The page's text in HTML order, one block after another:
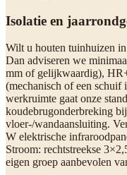
Isolatie en
Wilt u houten tuinhuizen
Dan adviseren we
mm of gelijkwaardig),
(mechanisch of een schuif
werkruimte gaat onze
koudebrugonderbreking
vloer-/wandaansluiting.
W elektrische
Stroom: rechtstreekse
eigen groep aanbevolen